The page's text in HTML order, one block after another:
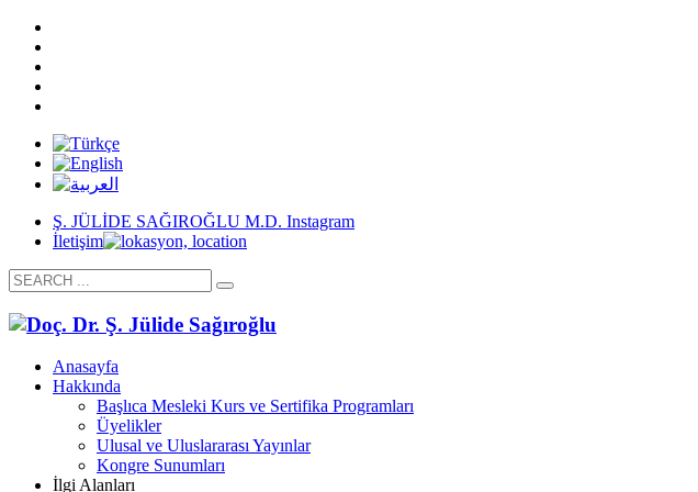
Ş. JÜLİDE SAĞIROĞLU M.D. Instagram
İletişim
Anasayfa
Hakkında
Başlıca Mesleki Kurs ve Sertifika Programları
Üyelikler
Ulusal ve Uluslararası Yayınlar
Kongre Sunumları
İlgi Alanları